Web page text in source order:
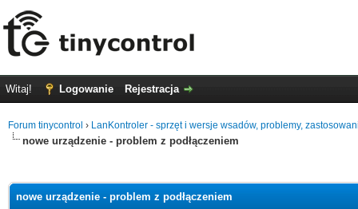
Witaj! Logowanie Rejestracja
Forum tinycontrol › LanKontroler - sprzęt i wersje wsadów, problemy,
nowe urządzenie - problem z podłączeniem
nowe urządzenie - problem z podłączeniem